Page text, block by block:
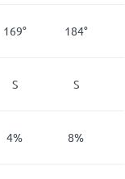
169° 184°
S S
4% 8%